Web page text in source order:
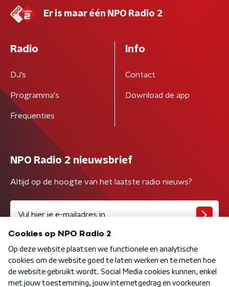
Er is maar één NPO Radio 2
Radio
DJ’s
Programma's
Frequenties
Info
Contact
Download de app
NPO Radio 2 nieuwsbrief
Altijd op de hoogte van het laatste radio nieuws?
Algemene voorwaarden